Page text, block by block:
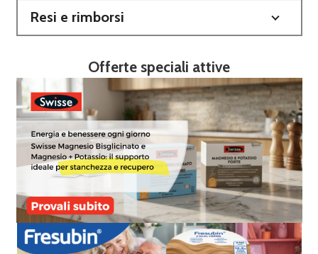
Resi e rimborsi
Offerte speciali attive